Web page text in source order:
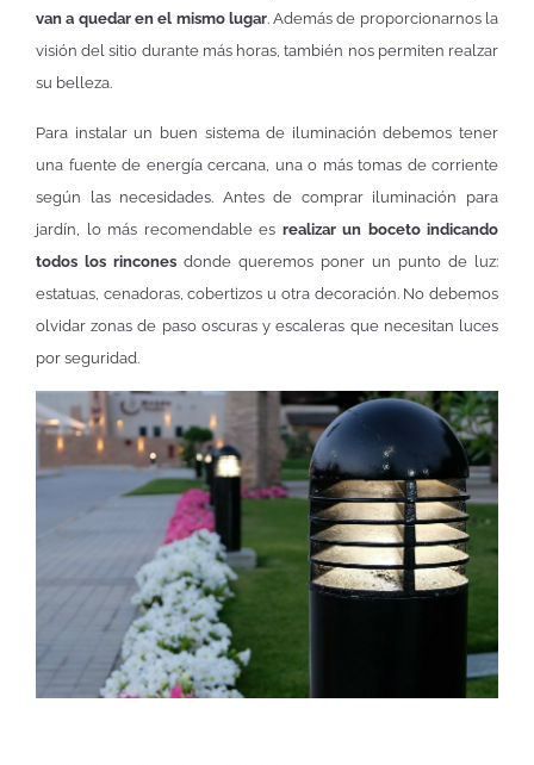
van a quedar en el mismo lugar. Además de proporcionarnos la
visión del sitio durante más horas, también nos permiten realzar
su belleza.
Para instalar un buen sistema de iluminación debemos tener
una fuente de energía cercana, una o más tomas de corriente
según las necesidades. Antes de comprar iluminación para
jardín, lo más recomendable es realizar un boceto indicando
todos los rincones donde queremos poner un punto de luz:
estatuas, cenadoras, cobertizos u otra decoración. No debemos
olvidar zonas de paso oscuras y escaleras que necesitan luces
por seguridad.